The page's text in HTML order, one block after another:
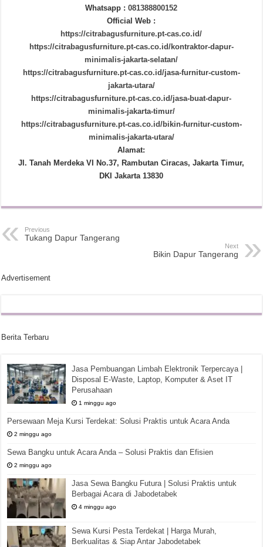
Whatsapp :081388800152
Official Web :
https://citrabagusfurniture.pt-cas.co.id/
https://citrabagusfurniture.pt-cas.co.id/kontraktor-dapur-
minimalis-jakarta-selatan/
https://citrabagusfurniture.pt-cas.co.id/jasa-furnitur-custom-
jakarta-utara/
https://citrabagusfurniture.pt-cas.co.id/jasa-buat-dapur-
minimalis-jakarta-timur/
https://citrabagusfurniture.pt-cas.co.id/bikin-furnitur-custom-
minimalis-jakarta-utara/
Alamat:
Jl. Tanah Merdeka VI No.37, Rambutan Ciracas, Jakarta Timur,
DKI Jakarta 13830
Previous
Tukang Dapur Tangerang
Next
Bikin Dapur Tangerang
Advertisement
Berita Terbaru
Jasa Pembuangan Limbah Elektronik Terpercaya |
Disposal E-Waste, Laptop, Komputer & Aset IT
Perusahaan
1 minggu ago
Persewaan Meja Kursi Terdekat: Solusi Praktis untuk Acara Anda
2 minggu ago
Sewa Bangku untuk Acara Anda – Solusi Praktis dan Efisien
2 minggu ago
Jasa Sewa Bangku Futura | Solusi Praktis untuk
Berbagai Acara di Jabodetabek
4 minggu ago
Sewa Kursi Pesta Terdekat | Harga Murah,
Berkualitas & Siap Antar Jabodetabek